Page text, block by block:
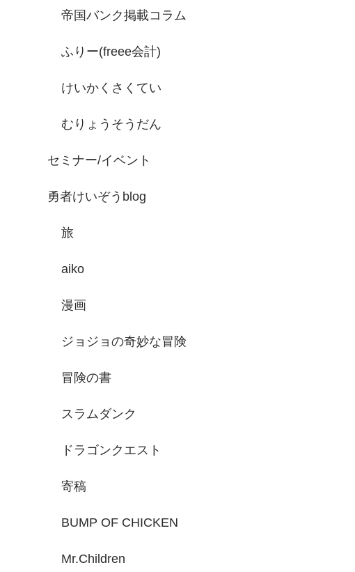
帝国バンク掲載コラム
ふりー(freee会計)
けいかくさくてい
むりょうそうだん
セミナー/イベント
勇者けいぞうblog
旅
aiko
漫画
ジョジョの奇妙な冒険
冒険の書
スラムダンク
ドラゴンクエスト
寄稿
BUMP OF CHICKEN
Mr.Children